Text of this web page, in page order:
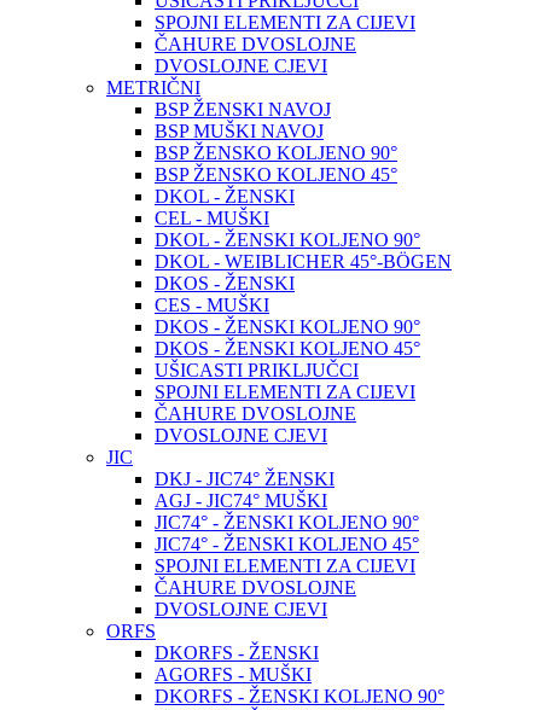
SPOJNI ELEMENTI ZA CIJEVI
ČAHURE DVOSLOJNE
DVOSLOJNE CJEVI
METRIČNI
BSP ŽENSKI NAVOJ
BSP MUŠKI NAVOJ
BSP ŽENSKO KOLJENO 90°
BSP ŽENSKO KOLJENO 45°
DKOL - ŽENSKI
CEL - MUŠKI
DKOL - ŽENSKI KOLJENO 90°
DKOL - WEIBLICHER 45°-BÖGEN
DKOS - ŽENSKI
CES - MUŠKI
DKOS - ŽENSKI KOLJENO 90°
DKOS - ŽENSKI KOLJENO 45°
UŠICASTI PRIKLJUČCI
SPOJNI ELEMENTI ZA CIJEVI
ČAHURE DVOSLOJNE
DVOSLOJNE CJEVI
JIC
DKJ - JIC74° ŽENSKI
AGJ - JIC74° MUŠKI
JIC74° - ŽENSKI KOLJENO 90°
JIC74° - ŽENSKI KOLJENO 45°
SPOJNI ELEMENTI ZA CIJEVI
ČAHURE DVOSLOJNE
DVOSLOJNE CJEVI
ORFS
DKORFS - ŽENSKI
AGORFS - MUŠKI
DKORFS - ŽENSKI KOLJENO 90°